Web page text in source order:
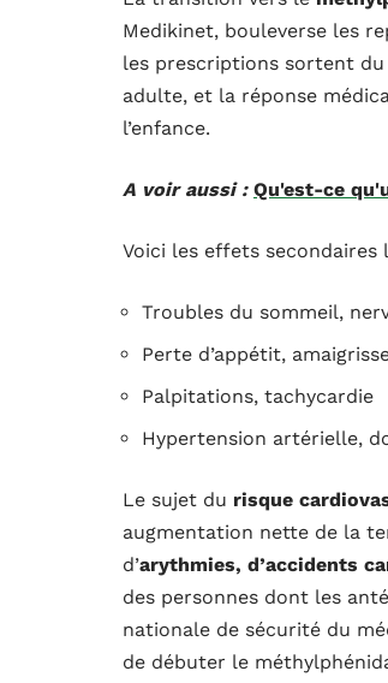
Medikinet, bouleverse les
les prescriptions sortent
adulte, et la réponse
l’enfance.
A voir aussi : Qu'est-ce
Voici les effets secondaires
Troubles du sommeil,
Perte d’appétit,
Palpitations, tachycardie
Hypertension artérielle,
Le sujet du risque
augmentation nette de la
d’arythmies, d’accidents
des personnes dont les
nationale de sécurité du
de débuter le